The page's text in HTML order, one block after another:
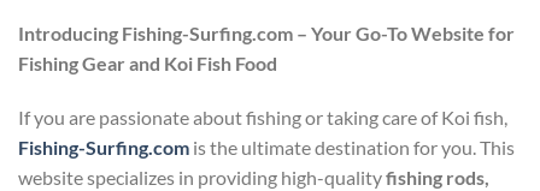
Introducing Fishing-Surfing.com – Your Go-To Website for
Fishing Gear and Koi Fish Food
If you are passionate about fishing or taking care of Koi fish,
Fishing-Surfing.com is the ultimate destination for you. This
website specializes in providing high-qualityfishing rods,